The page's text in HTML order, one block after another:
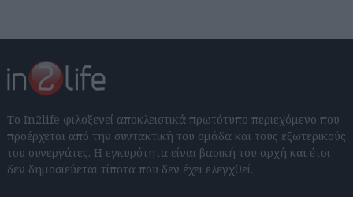
Το In2life φιλοξενεί αποκλειστικά πρωτότυπο περιεχόμενο που
προέρχεται από την συντακτική του ομάδα και τους εξωτερικούς
του συνεργάτες. Η εγκυρότητα είναι βασική του αρχή και έτσι
δεν δημοσιεύεται τίποτα που δεν έχει ελεγχθεί.